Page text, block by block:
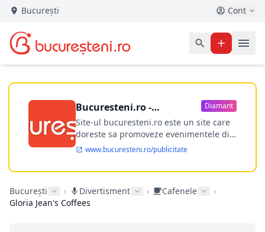
București Cont
Bucuresteni.ro -
publicitate online
Diamant
Site-ul bucuresteni.ro este un site care
doreste sa promoveze evenimentele din
Bucuresti si nu numai, sa puna la
dispozitia utilizatorului cea mai
performanta harta electronica a
ofere posibilitatea firmel...
www.bucuresteni.ro/publicitate
București › Divertisment › Cafenele
›
Gloria Jean's Coffees